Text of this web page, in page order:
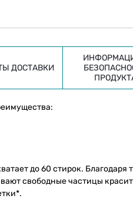
ДОСТАВКИ
до 60 стирок. Благодаря
свободные частицы